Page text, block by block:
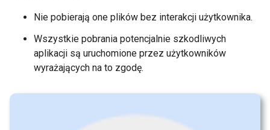
Nie pobierają one plików bez interakcji użytkownika.
Wszystkie pobrania potencjalnie szkodliwych
aplikacji są uruchomione przez użytkowników
wyrażających na to zgodę.